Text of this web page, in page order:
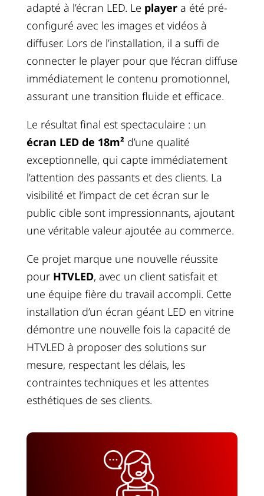
adapté à l’écran LED. Le playera été pré-
configuré avec les images et vidéos à
diffuser. Lors de l’installation, il a suffi de
connecter le player pour que l’écran diffuse
immédiatement le contenu promotionnel,
assurant une transition fluide et efficace.
Le résultat final est spectaculaire : un
écran LED de 18m²d’une qualité
exceptionnelle, qui capte immédiatement
l’attention des passants et des clients. La
visibilité et l’impact de cet écran sur le
public cible sont impressionnants, ajoutant
une véritable valeur ajoutée au commerce.
Ce projet marque une nouvelle réussite
pour HTVLED, avec un client satisfait et
une équipe fière du travail accompli. Cette
installation d’un écran géant LED en vitrine
démontre une nouvelle fois la capacité de
HTVLED à proposer des solutions sur
mesure, respectant les délais, les
contraintes techniques et les attentes
esthétiques de ses clients.